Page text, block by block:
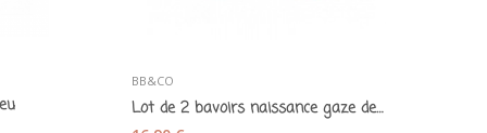
BB&CO
Lot de 2 bavoirs naissance gaze de coton...